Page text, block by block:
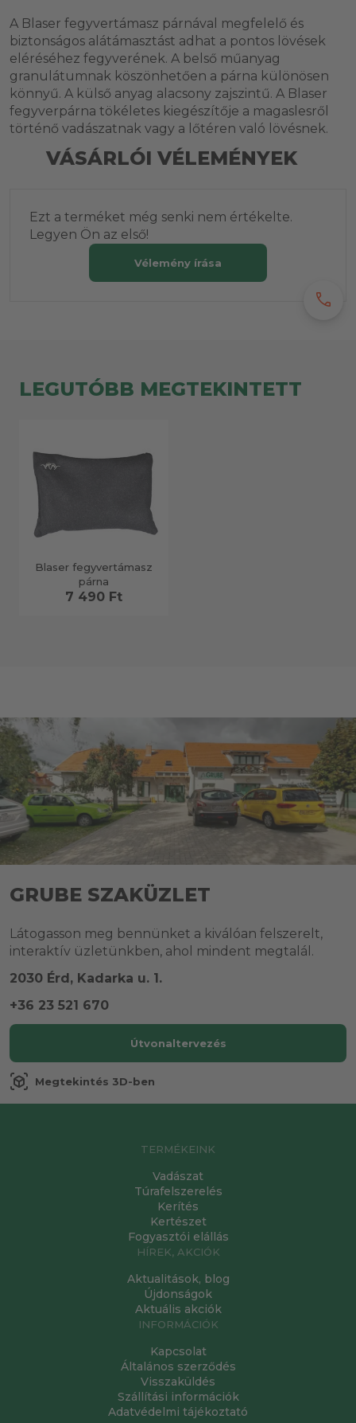
A Blaser fegyvertámasz párnával megfelelő és
biztonságos alátámasztást adhat a pontos lövések
eléréséhez fegyverének. A belső műanyag
granulátumnak köszönhetően a párna különösen
könnyű. A külső anyag alacsony zajszintű. A Blaser
fegyverpárna tökéletes kiegészítője a magaslesről
történő vadászatnak vagy a lőtéren való lövésnek.
VÁSÁRLÓI VÉLEMÉNYEK
Ezt a terméket még senki nem értékelte.
Legyen Ön az első!
Vélemény írása
LEGUTÓBB MEGTEKINTETT
Blaser fegyvertámasz
párna
7 490 Ft
call
GRUBE SZAKÜZLET
Látogasson meg bennünket a kiválóan felszerelt,
interaktív üzletünkben, ahol mindent megtalál.
2030 Érd, Kadarka u. 1.
+36 23 521 670
Útvonaltervezés
view_in_ar Megtekintés 3D-ben
TERMÉKEINK
Vadászat
Túrafelszerelés
Kerítés
Kertészet
Fogyasztói elállás
HÍREK, AKCIÓK
Aktualitások, blog
Újdonságok
Aktuális akciók
INFORMÁCIÓK
Kapcsolat
Általános szerződés
Visszaküldés
Szállítási információk
Adatvédelmi tájékoztató